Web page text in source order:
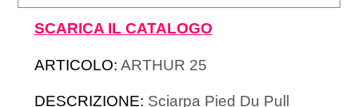
SCARICA IL CATALOGO
ARTICOLO: ARTHUR 25
DESCRIZIONE: Sciarpa Pied Du Pull